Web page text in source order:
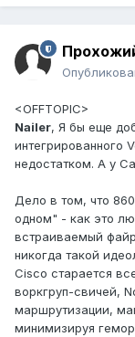
<OFFTOPIC>
Nailer, Я бы еще
интегрированного
недостатком. А у
Дело в том, что
одном" - как это
встраиваемый
никогда такой
Cisco старается
воркгруп-свичей,
маршрутизации,
минимизируя